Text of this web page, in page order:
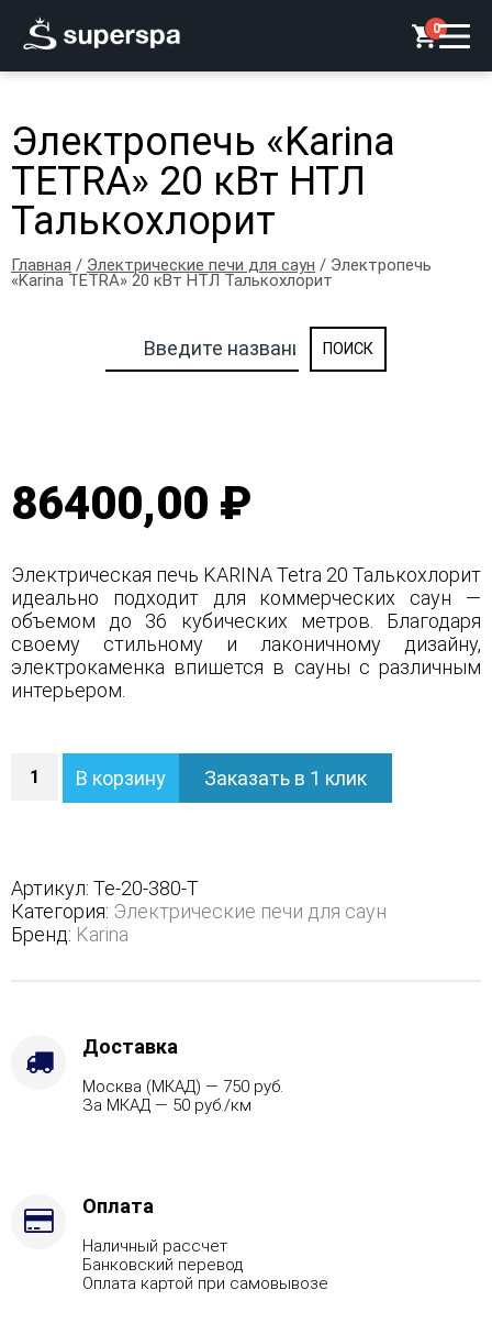
0
Электропечь «Karina
TETRA» 20 кВт НТЛ
Талькохлорит
Главная / Электрические печи для саун / Электропечь
«Karina TETRA» 20 кВт НТЛ Талькохлорит
86400,00 ₽
Электрическая печь KARINA Tetra 20 Талькохлорит
идеально подходит для коммерческих саун —
объемом до 36 кубических метров. Благодаря
своему стильному и лаконичному дизайну,
электрокаменка впишется в сауны с различным
интерьером.
Электропечь
«Karina
кВт
НТЛ
Талькохлорит
В корзину Заказать в 1 клик
Артикул: Te-20-380-T
Категория: Электрические печи для саун
Бренд: Karina
Доставка
Москва (МКАД) — 750 руб.
За МКАД — 50 руб./км
Оплата
Наличный рассчет
Банковский перевод
Оплата картой при самовывозе